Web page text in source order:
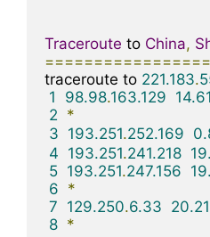
Traceroute to China,
traceroute to 221.183.
1
98.98.163.129 14.61
2 *
3 193.251.252.169
4 193.251.241.218
5 193.251.247.156
6 *
7 129.250.6.33 20.21
8 *